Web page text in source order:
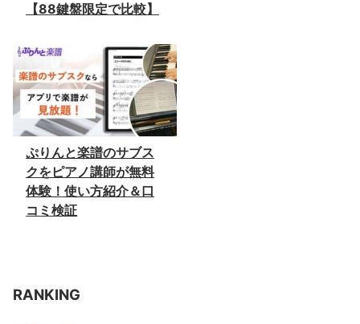
【88鍵盤限定で比較】
ぷりんと楽譜のサブス
クをピアノ講師が無料
体験！使い方紹介＆口
コミ検証
RANKING